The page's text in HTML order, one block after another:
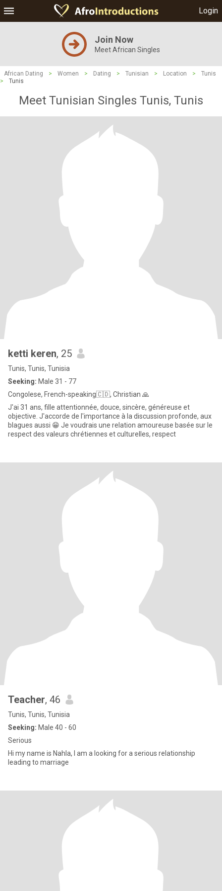
Login
Join Now
Meet African Singles
African Dating > Women > Dating > Tunisian > Location >
Tunis
>
Tunis
Meet Tunisian Singles Tunis, Tunis
ketti keren, 25
Tunis, Tunis, Tunisia
Seeking: Male 31 - 77
Congolese, French-speaking🇨🇩, Christian 🙏
J'ai 31 ans, fille attentionnée, douce, sincère, généreuse et
objective. J'accorde de l'importance à la discussion profonde, aux
blagues aussi 😁 Je voudrais une relation amoureuse basée sur le
respect des valeurs chrétiennes et culturelles, respect
Teacher, 46
Tunis, Tunis, Tunisia
Seeking: Male 40 - 60
Serious
Hi my name is Nahla, I am a looking for a serious relationship
leading to marriage